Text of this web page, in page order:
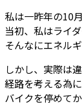
私は一昨年の10
当初、私はライ
そんなにエネル
しかし、実際は
経路を考える為
バイクを停めて